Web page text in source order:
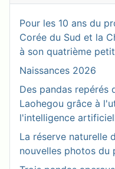
Pour les 10 ans du
Corée du Sud et la
à son quatrième
Naissances 2026
Des pandas repérés
Laohegou grâce à
l'intelligence
La réserve naturelle
nouvelles photos du